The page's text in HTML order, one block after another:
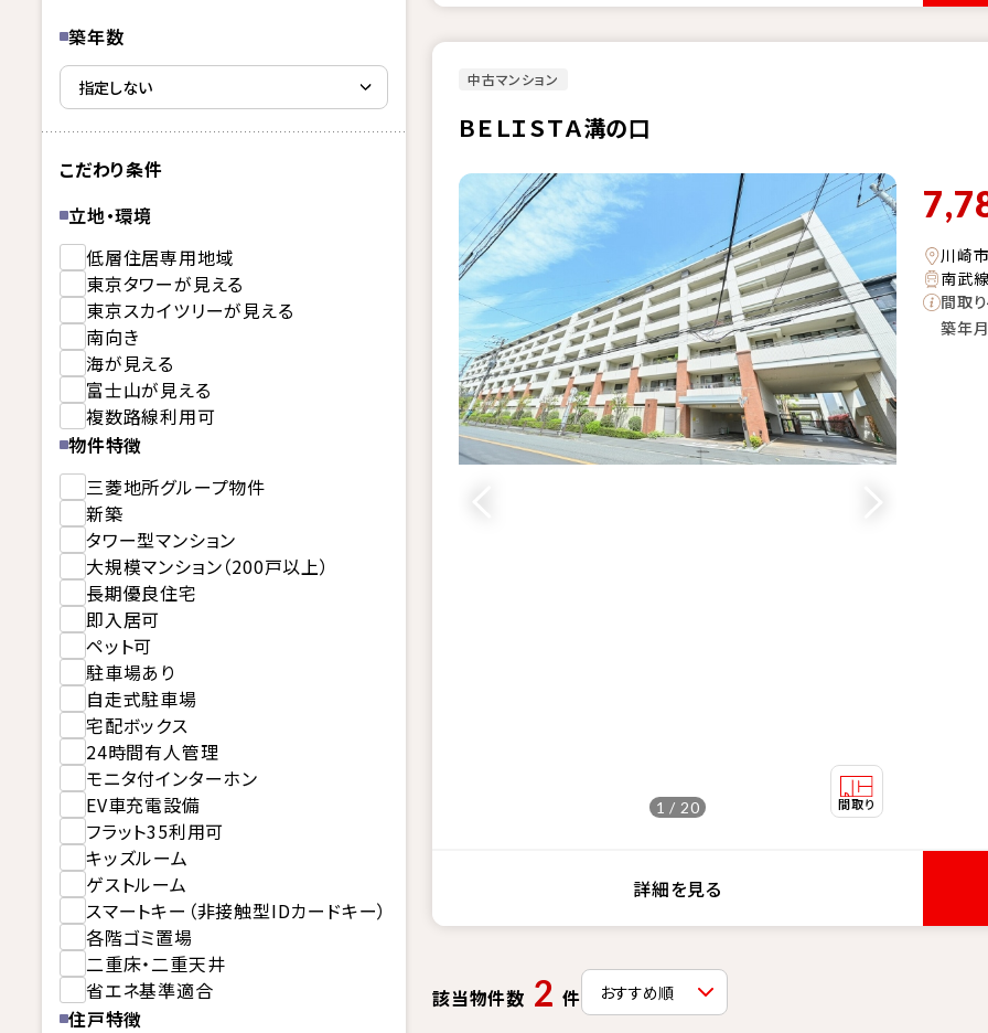
築年数
こだわり条件
立地・環境
低層住居専用地域
東京タワーが見える
東京スカイツリーが見える
南向き
海が見える
富士山が見える
複数路線利用可
物件特徴
三菱地所グループ物件
新築
タワー型マンション
大規模マンション（200戸以上）
長期優良住宅
即入居可
ペット可
駐車場あり
自走式駐車場
宅配ボックス
24時間有人管理
モニタ付インターホン
EV車充電設備
フラット35利用可
キッズルーム
ゲストルーム
スマートキー（非接触型IDカードキー）
各階ゴミ置場
二重床・二重天井
省エネ基準適合
住戸特徴
中古マンション
ＢＥＬＩＳＴＡ溝の口
1 / 20
川崎
南武
間取り
築年月
詳細を見る
該当物件数 2 件